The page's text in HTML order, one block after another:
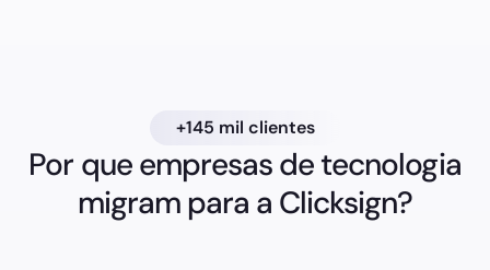
+145 mil clientes
Por que empresas de tecnologia
migram para a Clicksign?